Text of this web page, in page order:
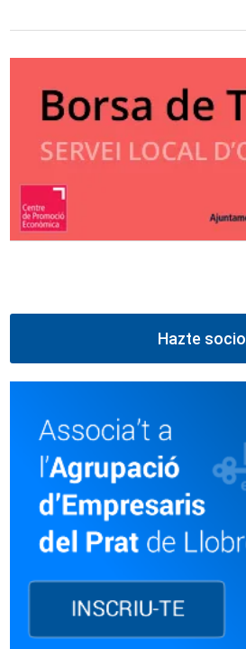
Hazte socio